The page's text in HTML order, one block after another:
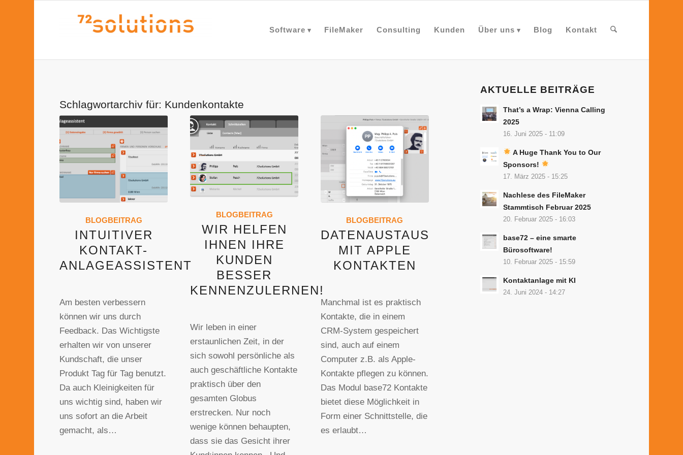
Software FileMaker Consulting Kunden Über uns Blog Kontakt
Schlagwortarchiv für: Kundenkontakte
BLOGBEITRAG
INTUITIVER
KONTAKT-
ANLAGEASSISTENT
Am besten verbessern
können wir uns durch
Feedback. Das Wichtigste
erhalten wir von unserer
Kundschaft, die unser
Produkt Tag für Tag benutzt.
Da auch Kleinigkeiten für
uns wichtig sind, haben wir
uns sofort an die Arbeit
gemacht, als…
BLOGBEITRAG
WIR HELFEN
IHNEN IHRE
KUNDEN
BESSER
KENNENZULERNEN!
Wir leben in einer
erstaunlichen Zeit, in der
sich sowohl persönliche als
auch geschäftliche Kontakte
praktisch über den
gesamten Globus
erstrecken. Nur noch
wenige können behaupten,
dass sie das Gesicht ihrer
BLOGBEITRAG
DATENAUSTAUSCH
MIT APPLE
KONTAKTEN
Manchmal ist es praktisch
Kontakte, die in einem
CRM-System gespeichert
sind, auch auf einem
Computer z.B. als Apple-
Kontakte pflegen zu können.
Das Modul base72 Kontakte
bietet diese Möglichkeit in
Form einer Schnittstelle, die
es erlaubt…
AKTUELLE BEITRÄGE
That’s a Wrap: Vienna Calling
2025
16. Juni 2025 - 11:09
A Huge Thank You to Our
Sponsors!
17. März 2025 - 15:25
Nachlese des FileMaker
Stammtisch Februar 2025
20. Februar 2025 - 16:03
base72 – eine smarte
Bürosoftware!
10. Februar 2025 - 15:59
Kontaktanlage mit KI
24. Juni 2024 - 14:27